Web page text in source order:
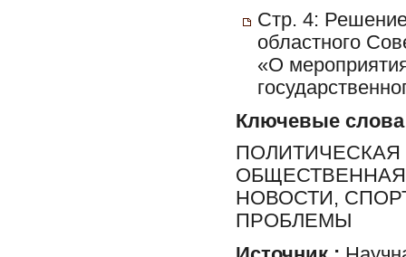
Стр. 4:
областного
«О
Ключевые слова
НОВОСТИ,
ПРОБЛЕМЫ